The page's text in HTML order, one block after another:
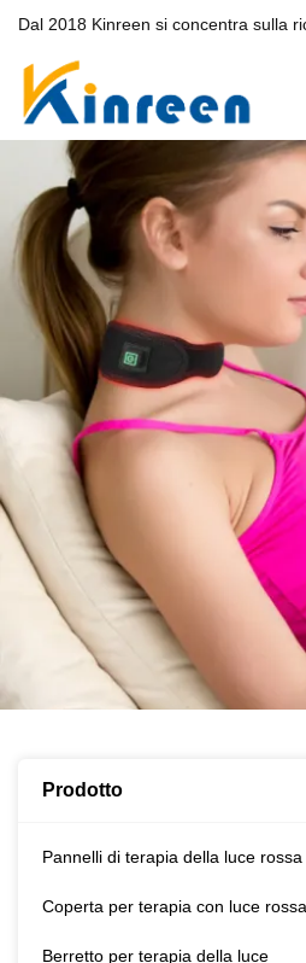
Dal 2018 Kinreen si concentra sulla
Prodotto
Pannelli di terapia della luce rossa
Coperta per terapia con luce rossa
Berretto per terapia della luce